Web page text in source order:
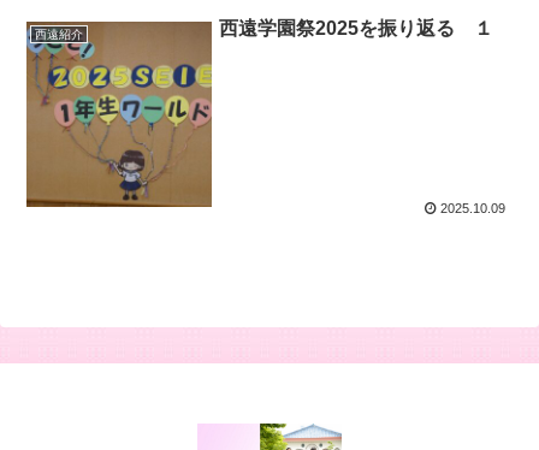
西遠紹介 西遠学園祭2025を振り返る １
2025.10.09